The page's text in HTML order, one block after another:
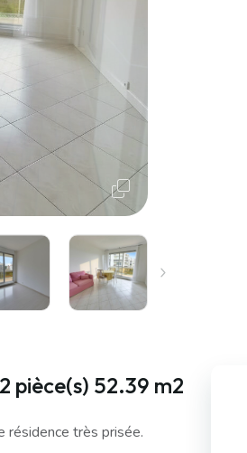
pièce(s) 52.39 m2
résidence très prisée.